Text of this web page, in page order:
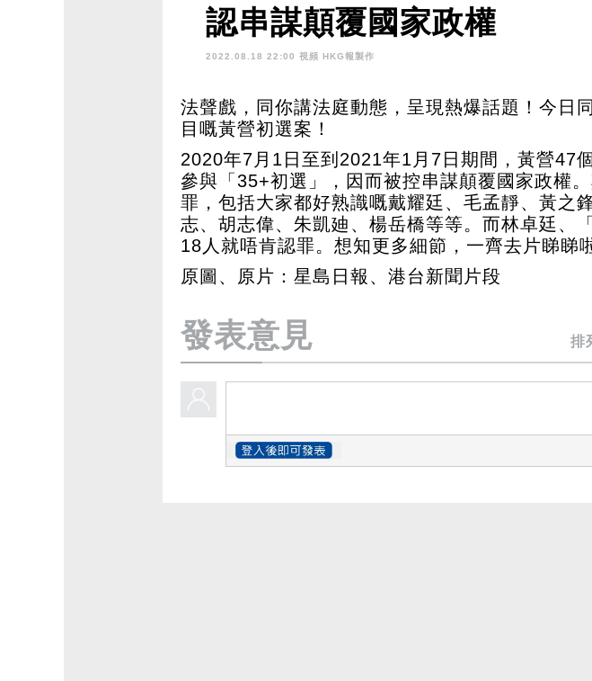
認串謀顛覆國家政權
2022.08.18 22:00 視頻 HKG報製作
法聲戲，同你講法庭動態，呈現熱爆話題！今日
目嘅黃營初選案！
2020年7月1日至到2021年1月7日期間，黃營47
參與「35+初選」，因而被控串謀顛覆國家政權
罪，包括大家都好熟識嘅戴耀廷、毛孟靜、黃之
志、胡志偉、朱凱廸、楊岳橋等等。而林卓廷、
18人就唔肯認罪。想知更多細節，一齊去片睇睇
原圖、原片：星島日報、港台新聞片段
發表意見 排